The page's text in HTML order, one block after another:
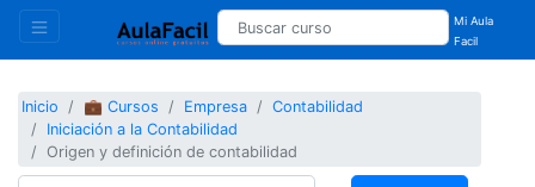
Mi Aula
Facil
Inicio 💼 Cursos Empresa
Contabilidad
Iniciación a la Contabilidad
Origen y definición de contabilidad